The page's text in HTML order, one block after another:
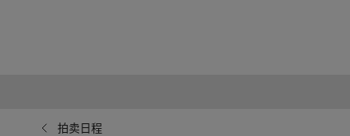
拍卖日程